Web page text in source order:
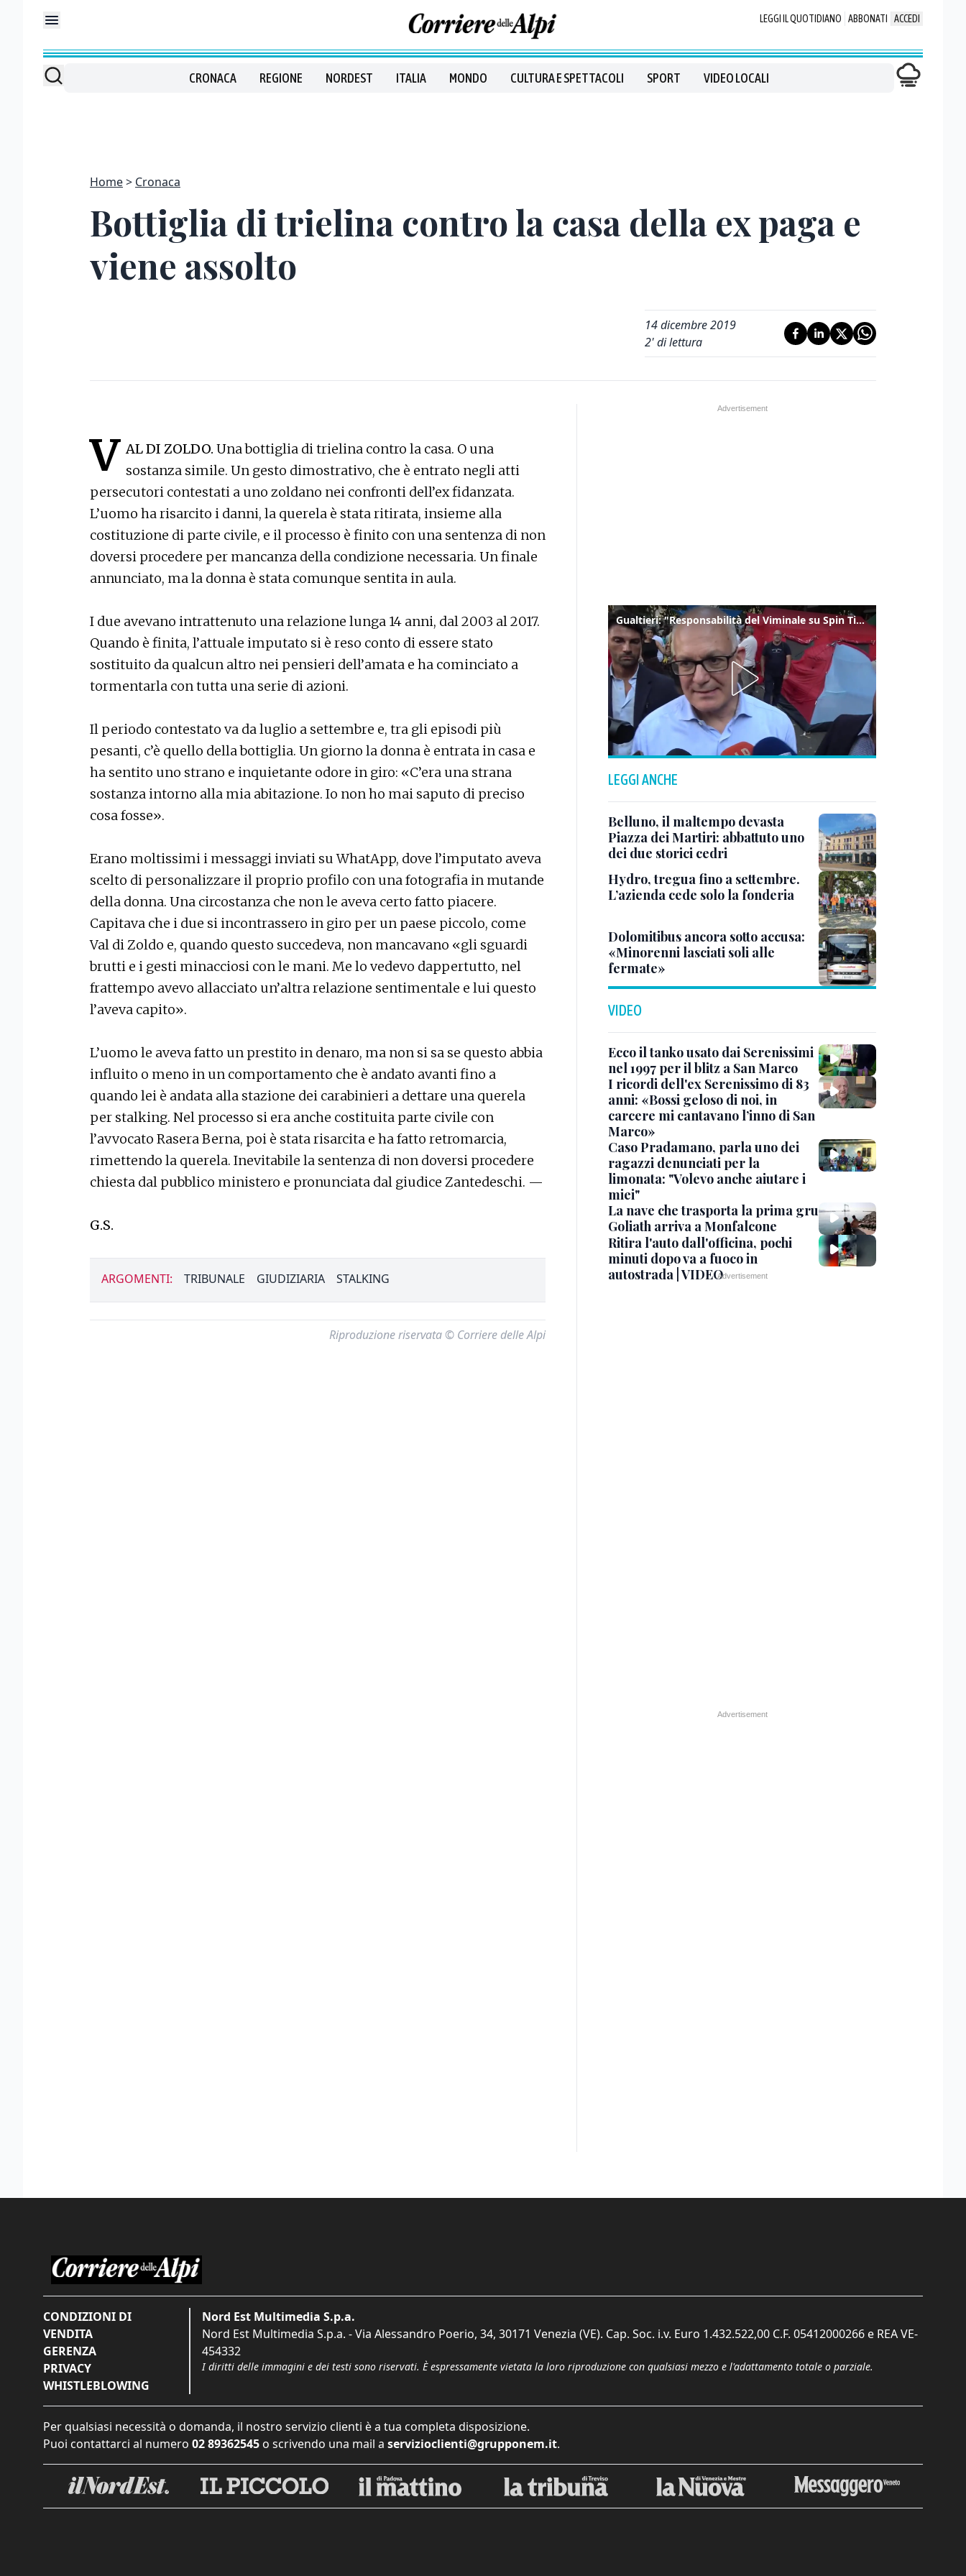
LEGGI IL QUOTIDIANO ABBONATI ACCEDI
CRONACA REGIONE NORDEST ITALIA MONDO CULTURA E SPETTACOLI SPORT VIDEO LOCALI
Home Cronaca
Bottiglia di trielina contro la casa della ex paga e
viene assolto
14 dicembre 2019
2' di lettura
V AL DI ZOLDO. Una bottiglia di trielina contro la casa. O una
sostanza simile. Un gesto dimostrativo, che è entrato negli atti
persecutori contestati a uno zoldano nei confronti dell’ex fidanzata.
L’uomo ha risarcito i danni, la querela è stata ritirata, insieme alla
costituzione di parte civile, e il processo è finito con una sentenza di non
doversi procedere per mancanza della condizione necessaria. Un finale
annunciato, ma la donna è stata comunque sentita in aula.
I due avevano intrattenuto una relazione lunga 14 anni, dal 2003 al 2017.
Quando è finita, l’attuale imputato si è reso conto di essere stato
sostituito da qualcun altro nei pensieri dell’amata e ha cominciato a
tormentarla con tutta una serie di azioni.
Il periodo contestato va da luglio a settembre e, tra gli episodi più
pesanti, c’è quello della bottiglia. Un giorno la donna è entrata in casa e
ha sentito uno strano e inquietante odore in giro: «C’era una strana
sostanza intorno alla mia abitazione. Io non ho mai saputo di preciso
cosa fosse».
Erano moltissimi i messaggi inviati su WhatApp, dove l’imputato aveva
scelto di personalizzare il proprio profilo con una fotografia in mutande
della donna. Una circostanza che non le aveva certo fatto piacere.
Capitava che i due si incontrassero in giro per un paese piccolo, come
Val di Zoldo e, quando questo succedeva, non mancavano «gli sguardi
brutti e i gesti minacciosi con le mani. Me lo vedevo dappertutto, nel
frattempo avevo allacciato un’altra relazione sentimentale e lui questo
l’aveva capito».
L’uomo le aveva fatto un prestito in denaro, ma non si sa se questo abbia
influito o meno in un comportamento che è andato avanti fino a
quando lei è andata alla stazione dei carabinieri a dettare una querela
per stalking. Nel processo si era anche costituita parte civile con
l’avvocato Rasera Berna, poi è stata risarcita e ha fatto retromarcia,
rimettendo la querela. Inevitabile la sentenza di non doversi procedere
chiesta dal pubblico ministero e pronunciata dal giudice Zantedeschi. —
G.S.
ARGOMENTI: TRIBUNALE GIUDIZIARIA STALKING
Riproduzione riservata © Corriere delle Alpi
Gualtieri: "Responsabilità del Viminale su Spin Time? La posizione dei partiti è nota"
LEGGI ANCHE
Belluno, il maltempo devasta
Piazza dei Martiri: abbattuto uno
dei due storici cedri
Hydro, tregua fino a settembre.
L’azienda cede solo la fonderia
Dolomitibus ancora sotto accusa:
«Minorenni lasciati soli alle
fermate»
VIDEO
Ecco il tanko usato dai Serenissimi
nel 1997 per il blitz a San Marco
I ricordi dell'ex Serenissimo di 83
anni: «Bossi geloso di noi, in
carcere mi cantavano l’inno di San
Marco»
Caso Pradamano, parla uno dei
ragazzi denunciati per la
limonata: "Volevo anche aiutare i
miei"
La nave che trasporta la prima gru
Goliath arriva a Monfalcone
Ritira l'auto dall'officina, pochi
minuti dopo va a fuoco in
autostrada | VIDEO
CONDIZIONI DI
VENDITA
GERENZA
PRIVACY
WHISTLEBLOWING
Nord Est Multimedia S.p.a.
Nord Est Multimedia S.p.a. - Via Alessandro Poerio, 34, 30171 Venezia (VE). Cap. Soc. i.v. Euro 1.432.522,00 C.F. 05412000266 e REA VE-
454332
I diritti delle immagini e dei testi sono riservati. È espressamente vietata la loro riproduzione con qualsiasi mezzo e l'adattamento totale o parziale.
Per qualsiasi necessità o domanda, il nostro servizio clienti è a tua completa disposizione.
Puoi contattarci al numero 02 89362545 o scrivendo una mail a servizioclienti@grupponem.it.